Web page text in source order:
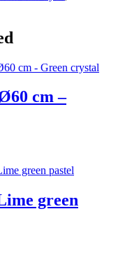
cm –
green